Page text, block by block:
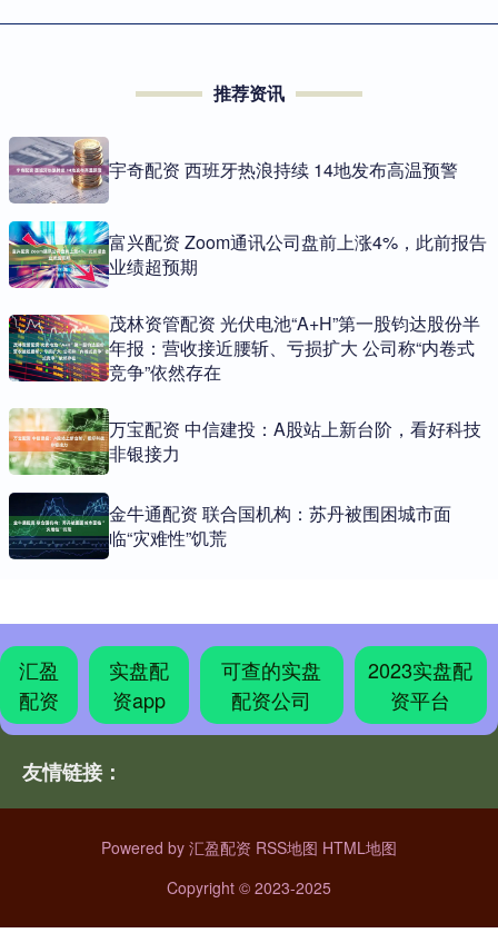
推荐资讯
宇奇配资 西班牙热浪持续 14地发布高温预警
富兴配资 Zoom通讯公司盘前上涨4%，此前报告
业绩超预期
茂林资管配资 光伏电池“A+H”第一股钧达股份半
年报：营收接近腰斩、亏损扩大 公司称“内卷式
竞争”依然存在
万宝配资 中信建投：A股站上新台阶，看好科技
非银接力
金牛通配资 联合国机构：苏丹被围困城市面
临“灾难性”饥荒
汇盈
配资
实盘配
资app
可查的实盘
配资公司
2023实盘配
资平台
友情链接：
Powered by 汇盈配资 RSS地图 HTML地图
Copyright © 2023-2025